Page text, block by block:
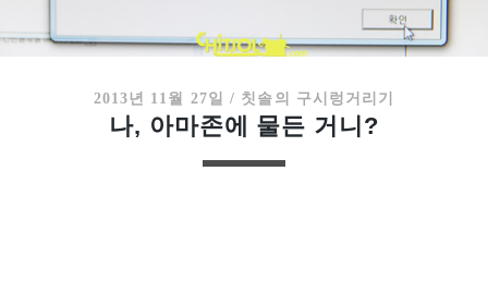
2013년 11월 27일 / 칫솔의 구시렁거리기
나, 아마존에 물든 거니?